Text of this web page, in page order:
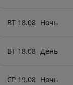
ВТ 18.08 Ночь
ВТ 18.08 День
СР 19.08 Ночь